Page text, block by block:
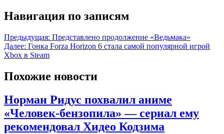
Навигация по записям
Предыдущая: Представлено продолжение «Ведьмака»
Далее: Гонка Forza Horizon 6 стала самой популярной игрой
Xbox в Steam
Похожие новости
Норман Ридус похвалил аниме
«Человек-бензопила» — сериал ему
рекомендовал Хидео Кодзима